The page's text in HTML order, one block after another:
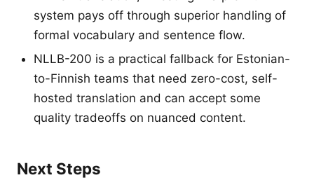
system pays off through superior handling of
formal vocabulary and sentence flow.
NLLB-200 is a practical fallback for Estonian-
to-Finnish teams that need zero-cost, self-
hosted translation and can accept some
quality tradeoffs on nuanced content.
Next Steps